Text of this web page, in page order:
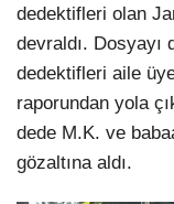
dedektifleri olan
devraldı. Dosyayı
dedektifleri aile
raporundan yola
dede M.K. ve
gözaltına aldı.